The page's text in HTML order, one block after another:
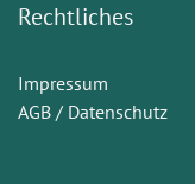
Rechtliches
Impressum
AGB / Datenschutz